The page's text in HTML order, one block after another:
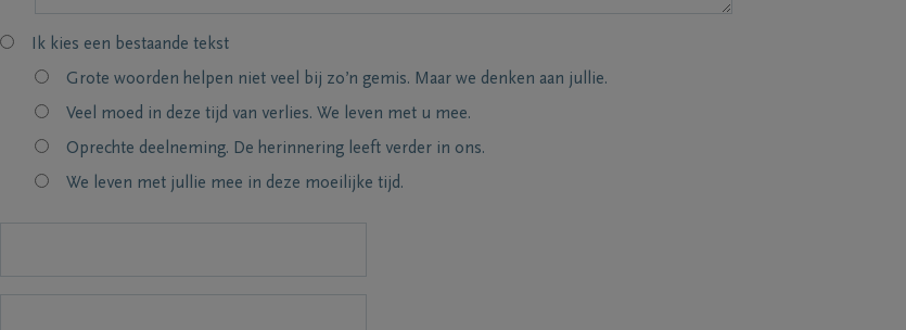
Ik kies een bestaande tekst
Grote woorden helpen niet veel bij zo’n gemis. Maar we denken aan jullie.
Veel moed in deze tijd van verlies. We leven met u mee.
Oprechte deelneming. De herinnering leeft verder in ons.
We leven met jullie mee in deze moeilijke tijd.